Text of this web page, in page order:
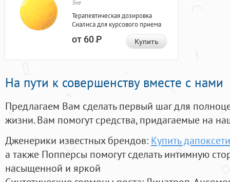
5мг
Терапевтическая дозировка
Сиалиса для курсового приема
от 60Р Купить
На пути к совершенству вместе с нами
Предлагаем Вам сделать первый шаг для
жизни. Вам помогут средства, придагаемые на
Дженерики известных брендов: Купить
а также Попперсы помогут сделать интимную
насыщенной и яркой